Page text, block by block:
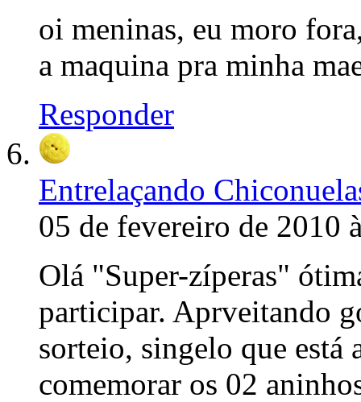
oi meninas, eu moro
a maquina pra minha
Responder
Entrelaçando
05 de fevereiro de 2010
Olá "Super-zíperas"
participar. Aprveitando
sorteio, singelo que está
comemorar os 02